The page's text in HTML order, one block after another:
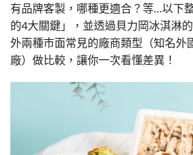
有品牌客製，哪種更適合？等…以下
的4大關鍵」，並透過貝力岡冰淇淋
外兩種市面常見的廠商類型（知名外
廠）做比較，讓你一次看懂差異！